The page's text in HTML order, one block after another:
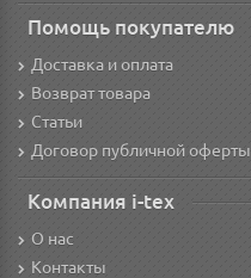
Помощь покупателю
Доставка и оплата
Возврат товара
Статьи
Договор публичной оферты
Компания i-tex
О нас
Контакты